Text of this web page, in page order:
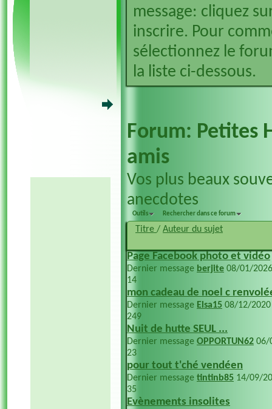
message: cliquez
inscrire. Pour
sélectionnez le
la liste ci-dessous.
Forum: Petites
amis
Vos plus beaux
anecdotes
Outils Rechercher dans ce forum
Titre / Auteur du sujet
Page Facebook photo et vidéo
Dernier message berjite 08/01/
14
mon cadeau de noel c
Dernier message Elsa15 08/12/
249
Nuit de hutte SEUL ...
Dernier message OPPORTUN62 06/
23
pour tout t'ché vendéen
Dernier message tintinb85 14/09/
35
Evènements insolites